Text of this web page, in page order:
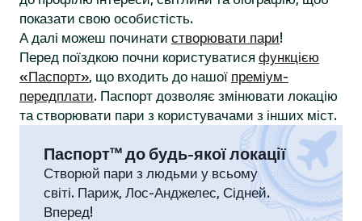
показати свою особистість.
А далі можеш починати створювати пари!
Перед поїздкою почни користуватися функцією
«Паспорт», що входить до нашої преміум-
передплати. Паспорт дозволяє змінювати локацію
та створювати пари з користувачами з інших міст.
Паспорт™ до будь-якої локації
Створюй пари з людьми у всьому
світі. Париж, Лос-Анджелес, Сідней.
Вперед!